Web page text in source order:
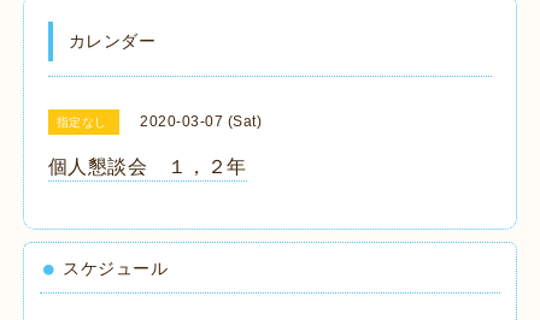
カレンダー
指定なし 2020-03-07 (Sat)
個人懇談会 １，２年
スケジュール